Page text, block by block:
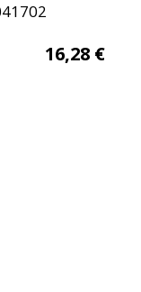
16,28 €